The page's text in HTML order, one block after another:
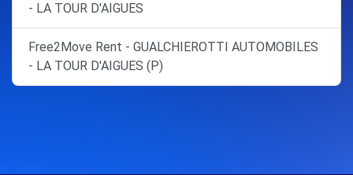
- LA TOUR D'AIGUES
Free2Move Rent - GUALCHIEROTTI AUTOMOBILES
- LA TOUR D'AIGUES (P)